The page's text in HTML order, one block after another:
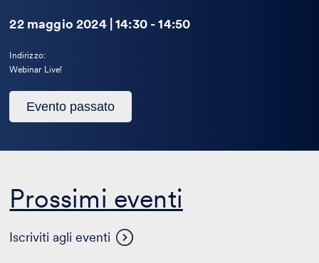
22 maggio 2024 | 14:30 - 14:50
Indirizzo:
Webinar Live!
Questo
evento
è
Evento passato
Prossimi eventi
Iscriviti agli eventi